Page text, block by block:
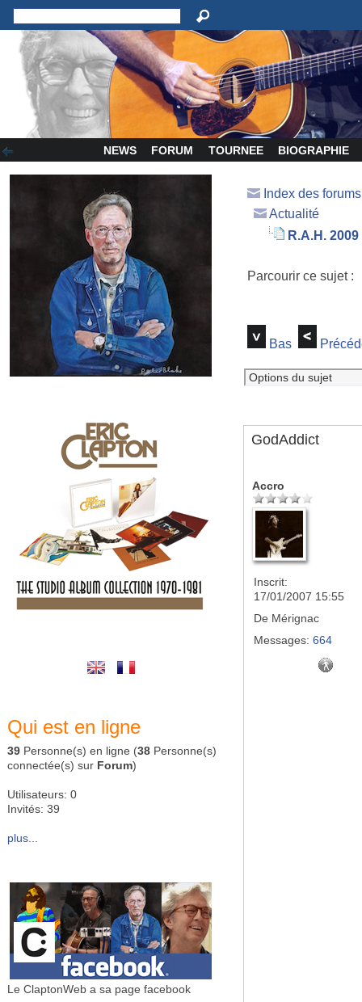
NEWS FORUM TOURNEE BIOGRAPHIE
Qui est en ligne
39 Personne(s) en ligne (38 Personne(s)
connectée(s) sur Forum)
Utilisateurs: 0
Invités: 39
plus...
Le ClaptonWeb a sa page facebook
Index des
Actualité
R.A.H. 2009
Parcourir ce sujet
Bas
GodAddict
Accro
Inscrit:
17/01/2007 15:55
De Mérignac
Messages: 664